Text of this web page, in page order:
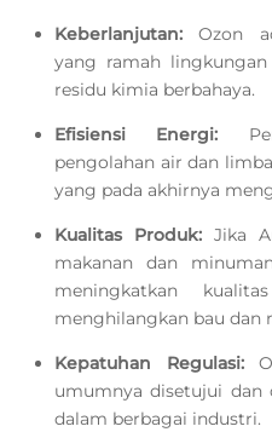
Keberlanjutan:Ozon
yang ramah
residu kimia berbahaya.
Efisiensi Energi:
pengolahan air dan
yang pada akhirnya
Kualitas Produk:Jika
makanan dan
meningkatkan
menghilangkan bau dan
Kepatuhan Regulasi:
umumnya disetujui dan
dalam berbagai industri.